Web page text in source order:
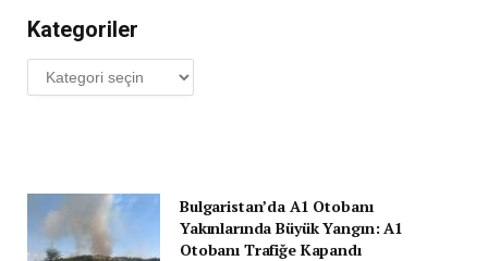
Kategoriler
Kategoriler
Bulgaristan’da A1 Otobanı
Yakınlarında Büyük Yangın: A1
Otobanı Trafiğe Kapandı